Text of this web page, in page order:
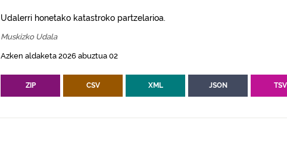
Udalerri honetako katastroko partzelarioa.
Muskizko Udala
Azken aldaketa 2026 abuztua 02
ZIP CSV XML JSON TSV